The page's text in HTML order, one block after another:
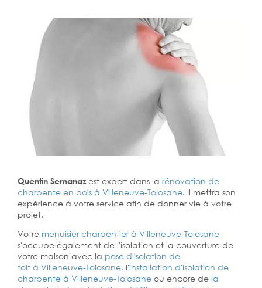
Quentin Semanazest expert dans la rénovation de
charpente en bois à Villeneuve-Tolosane. Il mettra son
expérience à votre service afin de donner vie à votre
projet.
Votre menuisier charpentier à Villeneuve-Tolosane
s'occupe également de l'isolation et la couverture de
votre maison avec la pose d'isolation de
toit à Villeneuve-Tolosane, l'installation d'isolation de
charpente à Villeneuve-Tolosane ou encore de la